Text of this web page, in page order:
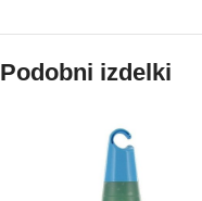
Podobni izdelki